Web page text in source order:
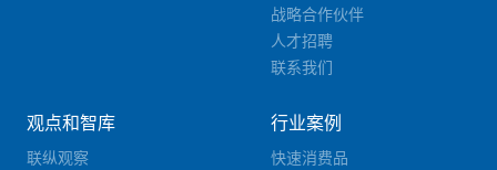
战略合作伙伴
人才招聘
联系我们
观点和智库
联纵观察
行业案例
快速消费品